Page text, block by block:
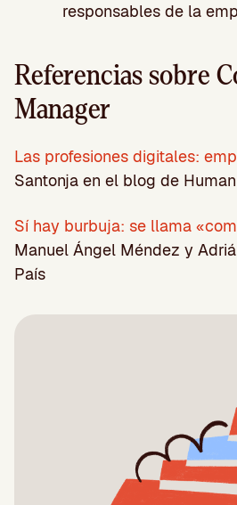
responsables de la
Referencias sobre
Manager
Las profesiones digitales:
Santonja en el blog de
Sí hay burbuja: se llama
Manuel Ángel Méndez y
País